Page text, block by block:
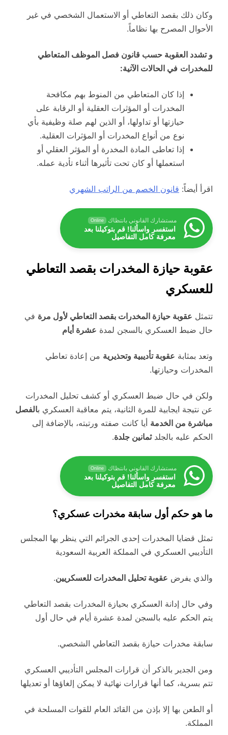
وكان ذلك بقصد التعاطي أو الاستعمال الشخصي في غير
الأحوال المصرح بها نظاماً.
و تشدد العقوبة حسب قانون فصل الموظف المتعاطي
للمخدرات في الحالات الآتية:
إذا كان المتعاطي من المنوط بهم مكافحة
المخدرات أو المؤثرات العقلية أو الرقابة على
حيازتها أو تداولها، أو الذين لهم صلة وظيفية بأي
نوع من أنواع المخدرات أو المؤثرات العقلية.
إذا تعاطى المادة المخدرة أو المؤثر العقلي أو
استعملها أو كان تحت تأثيرها أثناء تأدية عمله.
اقرأ أيضاً: قانون الخصم من الراتب الشهري
مستشارك القانوني بانتظاك Online
استفسر واسألنا! قم بتوكيلنا بعد
معرفة كامل التفاصيل
عقوبة حيازة المخدرات بقصد التعاطي
للعسكري
تتمثل عقوبة حيازة المخدرات بقصد التعاطي لأول مرة في
حال ضبط العسكري بالسجن لمدة عشرة أيام
وتعد بمثابة عقوبة تأديبية وتحذيرية من إعادة تعاطي
المخدرات وحيازتها.
ولكن في حال ضبط العسكري أو كشف تحليل المخدرات
عن نتيجة ايجابية للمرة الثانية، يتم معاقبة العسكري بالفصل
مباشرة من الخدمة أيا كانت صفته ورتبته، بالإضافة إلى
الحكم عليه بالجلدثمانين جلدة.
مستشارك القانوني بانتظاك Online
استفسر واسألنا! قم بتوكيلنا بعد
معرفة كامل التفاصيل
ما هو حكم أول سابقة مخدرات عسكري؟
تمثل قضايا المخدرات إحدى الجرائم التي ينظر بها المجلس
التأديبي العسكري في المملكة العربية السعودية
والذي يفرض عقوبة تحليل المخدرات للعسكريين.
وفي حال إدانة العسكري بحيازة المخدرات بقصد التعاطي
يتم الحكم عليه بالسجن لمدة عشرة أيام في حال أول
سابقة مخدرات حيازة بقصد التعاطي الشخصي.
ومن الجدير بالذكر أن قرارات المجلس التأديبي العسكري
تتم بسرية، كما أنها قرارات نهائية لا يمكن إلغاؤها أو تعديلها
أو الطعن بها إلا بإذن من القائد العام للقوات المسلحة في
المملكة.